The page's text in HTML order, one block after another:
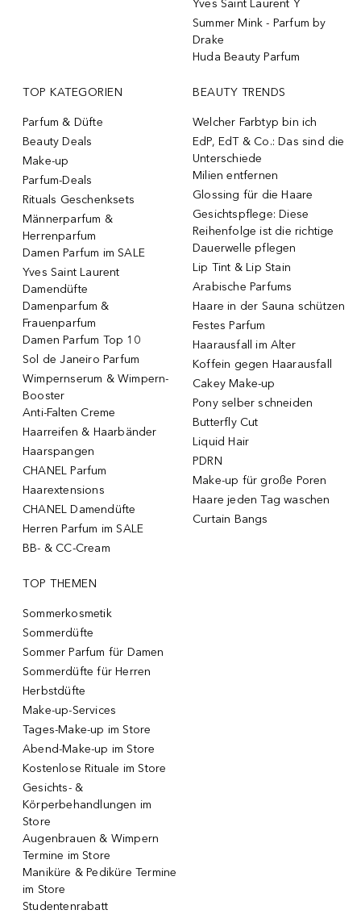
Yves Saint Laurent Y
Summer Mink - Parfum by
Drake
Huda Beauty Parfum
TOP KATEGORIEN
Parfum & Düfte
Beauty Deals
Make-up
Parfum-Deals
Rituals Geschenksets
Männerparfum &
Herrenparfum
Damen Parfum im SALE
Yves Saint Laurent
Damendüfte
Damenparfum &
Frauenparfum
Damen Parfum Top 10
Sol de Janeiro Parfum
Wimpernserum & Wimpern-
Booster
Anti-Falten Creme
Haarreifen & Haarbänder
Haarspangen
CHANEL Parfum
Haarextensions
CHANEL Damendüfte
Herren Parfum im SALE
BB- & CC-Cream
BEAUTY TRENDS
Welcher Farbtyp bin ich
EdP, EdT & Co.: Das sind die
Unterschiede
Milien entfernen
Glossing für die Haare
Gesichtspflege: Diese
Reihenfolge ist die richtige
Dauerwelle pflegen
Lip Tint & Lip Stain
Arabische Parfums
Haare in der Sauna schützen
Festes Parfum
Haarausfall im Alter
Koffein gegen Haarausfall
Cakey Make-up
Pony selber schneiden
Butterfly Cut
Liquid Hair
PDRN
Make-up für große Poren
Haare jeden Tag waschen
Curtain Bangs
TOP THEMEN
Sommerkosmetik
Sommerdüfte
Sommer Parfum für Damen
Sommerdüfte für Herren
Herbstdüfte
Make-up-Services
Tages-Make-up im Store
Abend-Make-up im Store
Kostenlose Rituale im Store
Gesichts- &
Körperbehandlungen im
Store
Augenbrauen & Wimpern
Termine im Store
Maniküre & Pediküre Termine
im Store
Studentenrabatt